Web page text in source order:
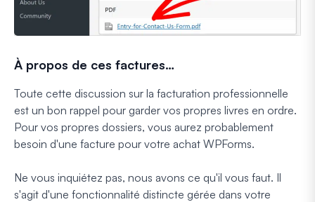
À propos de ces factures…
Toute cette discussion sur la facturation professionnelle
est un bon rappel pour garder vos propres livres en ordre.
Pour vos propres dossiers, vous aurez probablement
besoin d'une facture pour votre achat WPForms.
Ne vous inquiétez pas, nous avons ce qu'il vous faut. Il
s'agit d'une fonctionnalité distincte gérée dans votre